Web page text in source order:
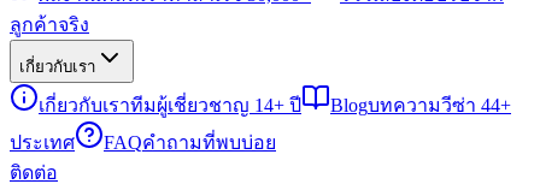
ลูกค้าจริง
เกี่ยวกับเรา
เกี่ยวกับเราทีมผู้เชี่ยวชาญ 14+ ปี Blogบทความวีซ่า 44+
ประเทศ
FAQคำถามที่พบบ่อย
ติดต่อ